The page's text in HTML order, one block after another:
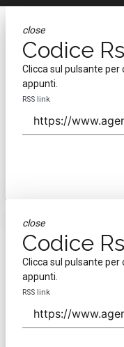
close
Codice
Clicca sul pulsante per
appunti.
RSS link
close
Codice
Clicca sul pulsante per
appunti.
RSS link